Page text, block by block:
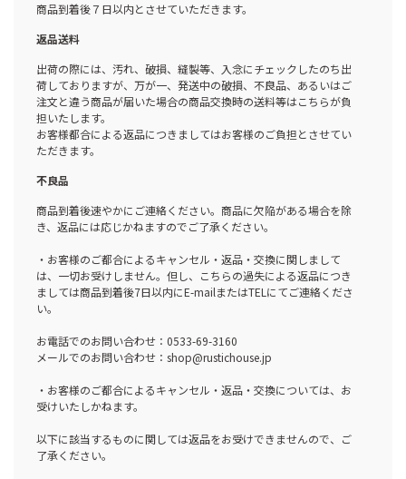
商品到着後７日以内とさせていただきます。
返品送料
出荷の際には、汚れ、破損、縫製等、入念にチェックしたのち出
荷しておりますが、万が一、発送中の破損、不良品、あるいはご
注文と違う商品が届いた場合の商品交換時の送料等はこちらが負
担いたします。
お客様都合による返品につきましてはお客様のご負担とさせてい
ただきます。
不良品
商品到着後速やかにご連絡ください。商品に欠陥がある場合を除
き、返品には応じかねますのでご了承ください。
・お客様のご都合によるキャンセル・返品・交換に関しまして
は、一切お受けしません。但し、こちらの過失による返品につき
ましては商品到着後7日以内にE-mailまたはTELにてご連絡くださ
い。
お電話でのお問い合わせ：0533-69-3160
メールでのお問い合わせ：shop@rustichouse.jp
・お客様のご都合によるキャンセル・返品・交換については、お
受けいたしかねます。
以下に該当するものに関しては返品をお受けできませんので、ご
了承ください。